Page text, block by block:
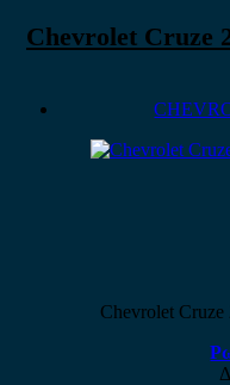
Chevrolet Cruze
Chevrolet Cruze